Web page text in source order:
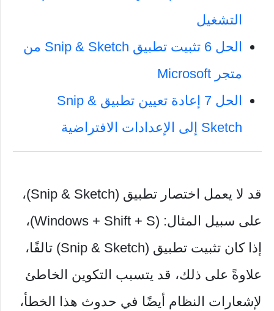
التشغيل
الحل 6 تثبيت تطبيق Snip & Sketch من
متجر Microsoft
الحل 7 إعادة تعيين تطبيق Snip &
Sketch إلى الإعدادات الافتراضية
قد لا يعمل اختصار تطبيق (Snip & Sketch)،
على سبيل المثال: (Windows + Shift + S)،
إذا كان تثبيت تطبيق (Snip & Sketch) تالفًا،
علاوةً على ذلك، قد يتسبب التكوين الخاطئ
لإشعارات النظام أيضًا في حدوث هذا الخطأ،